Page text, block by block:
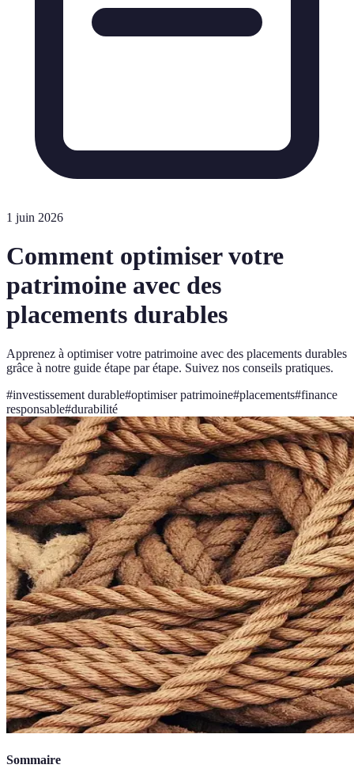
1 juin 2026
Comment optimiser votre
patrimoine avec des
placements durables
Apprenez à optimiser votre patrimoine avec des placements durables
grâce à notre guide étape par étape. Suivez nos conseils pratiques.
#investissement durable#optimiser patrimoine#placements#finance
responsable#durabilité
Sommaire